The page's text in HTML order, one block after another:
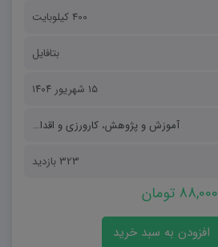
400 کیلوبایت
بتافایل
۱۵ شهریور ۱۴۰۴
آموزش و پژوهش، کارورزی و اقدام پژوهی
323 بازدید
88,000 تومان
افزودن به سبد خرید